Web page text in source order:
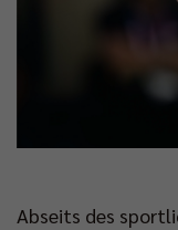
Abseits des